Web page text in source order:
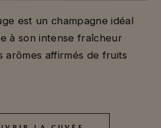
est un champagne idéal
à son intense fraîcheur
arômes affirmés de fruits